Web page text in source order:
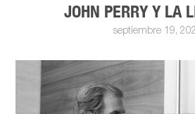
JOHN PERRY Y LA
septiembre 19,